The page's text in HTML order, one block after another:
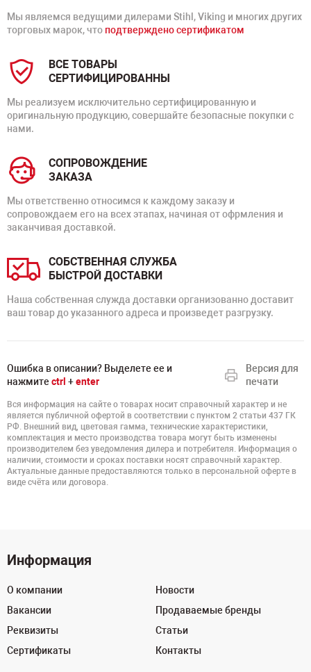
Мы являемся ведущими дилерами Stihl, Viking и многих других
торговых марок, что подтверждено сертификатом
ВСЕ ТОВАРЫ
СЕРТИФИЦИРОВАННЫ
Мы реализуем исключительно сертифицированную и
оригинальную продукцию, совершайте безопасные покупки с
нами.
СОПРОВОЖДЕНИЕ
ЗАКАЗА
Мы ответственно относимся к каждому заказу и
сопровождаем его на всех этапах, начиная от офрмления и
заканчивая доставкой.
СОБСТВЕННАЯ СЛУЖБА
БЫСТРОЙ ДОСТАВКИ
Наша собственная служда доставки организованно доставит
ваш товар до указанного адреса и произведет разгрузку.
Ошибка в описании? Выделете ее и
нажмите ctrl +enter
Версия для
печати
Вся информация на сайте о товарах носит справочный характер и не
является публичной офертой в соответствии с пунктом 2 статьи 437 ГК
РФ. Внешний вид, цветовая гамма, технические характеристики,
комплектация и место производства товара могут быть изменены
производителем без уведомления дилера и потребителя. Информация о
наличии, стоимости и сроках поставки носят справочный характер.
Актуальные данные предоставляются только в персональной оферте в
виде счёта или договора.
Информация
О компании
Вакансии
Реквизиты
Сертификаты
Новости
Продаваемые бренды
Статьи
Контакты